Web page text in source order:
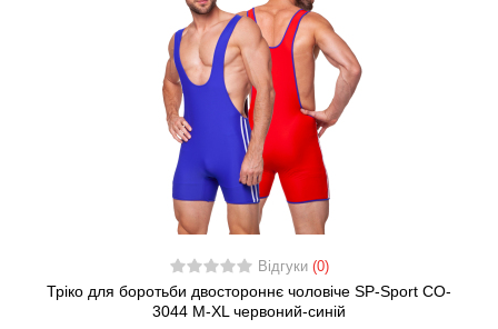
Відгуки (0)
Тріко для боротьби двостороннє чоловіче SP-Sport CO-
3044 M-XL червоний-синій